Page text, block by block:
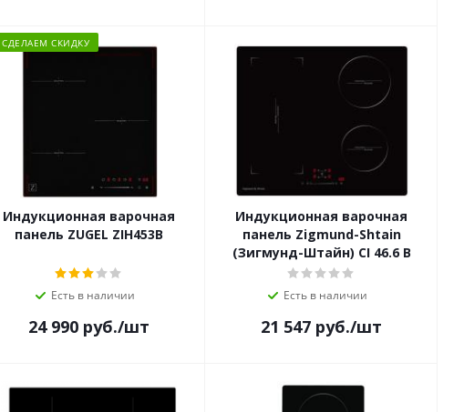
СДЕЛАЕМ СКИДКУ
Индукционная варочная
панель ZUGEL ZIH453B
Есть в наличии
24 990 руб./шт
Индукционная варочная
панель Zigmund-Shtain
(Зигмунд-Штайн) CI 46.6 B
Есть в наличии
21 547 руб./шт